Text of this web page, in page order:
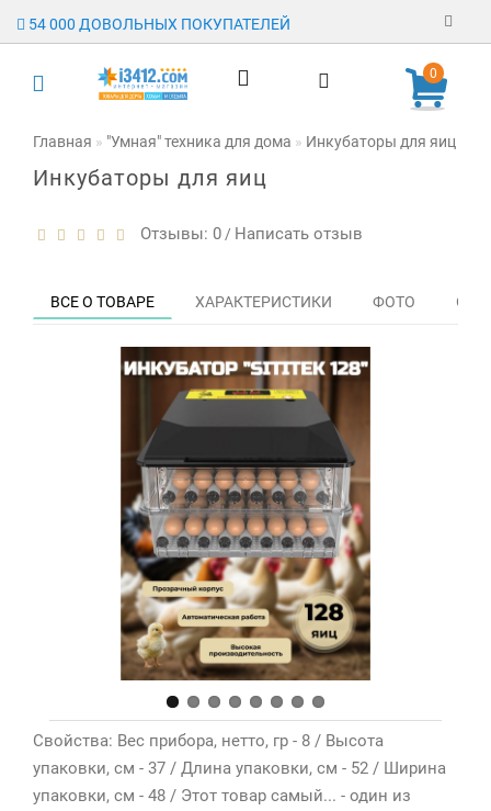
54 000 ДОВОЛЬНЫХ ПОКУПАТЕЛЕЙ
Регистрация
О магазине
Мои
закладки
Сравнение
товаров
0
Главная "Умная" техника для дома Инкубаторы для яиц
Инкубаторы для яиц
Отзывы: 0 / Написать отзыв
ВСЕ О ТОВАРЕ ХАРАКТЕРИСТИКИ ФОТО
Свойства: Вес прибора, нетто, гр - 8 / Высота
упаковки, см - 37 / Длина упаковки, см - 52 / Ширина
упаковки, см - 48 / Этот товар самый... - один из